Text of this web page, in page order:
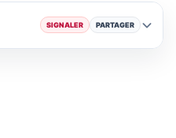
SIGNALER PARTAGER